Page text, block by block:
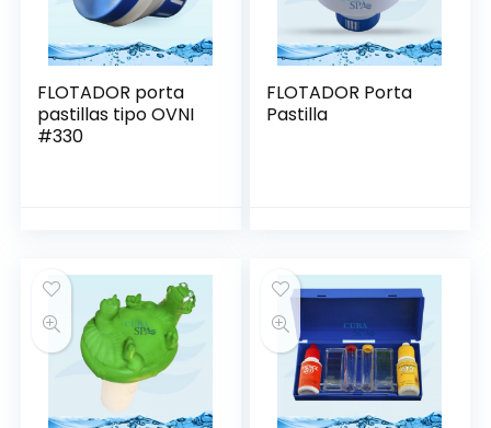
FLOTADOR porta
pastillas tipo OVNI
#330
FLOTADOR Porta
Pastilla